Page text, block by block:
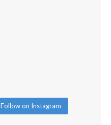
Follow on Instagram